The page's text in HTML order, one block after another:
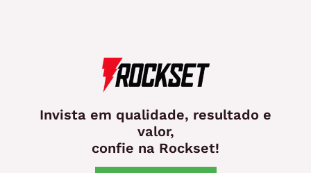
Invista em qualidade, resultado e
valor,
confie na Rockset!